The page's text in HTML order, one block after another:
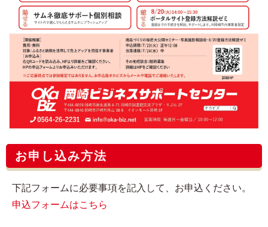
お申し込み方法
下記フォームに必要事項を記入して、お申込ください。
申込フォームはこちら